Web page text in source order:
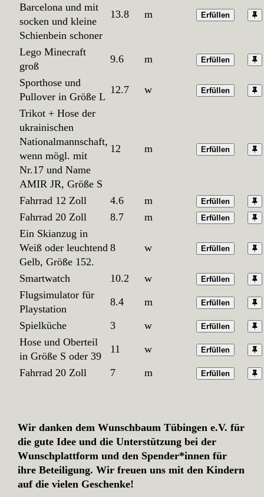
Barcelona und mit
socken und kleine
Schienbein schoner
13.8 m Erfüllen
Lego Minecraft
groß
9.6 m Erfüllen
Sporthose und
Pullover in Größe L
12.7 w Erfüllen
Trikot + Hose der
ukrainischen
Nationalmannschaft,
wenn mögl. mit
Nr.17 und Name
AMIR JR, Größe S
12 m Erfüllen
Fahrrad 12 Zoll 4.6 m Erfüllen
Fahrrad 20 Zoll 8.7 m Erfüllen
Ein Skianzug in
Weiß oder leuchtend
Gelb, Größe 152.
8 w Erfüllen
Smartwatch 10.2 w Erfüllen
Flugsimulator für
Playstation
8.4 m Erfüllen
Spielküche 3 w Erfüllen
Hose und Oberteil
in Größe S oder 39
11 w Erfüllen
Fahrrad 20 Zoll 7 m Erfüllen
Wir danken dem Wunschbaum Tübingen e.V. für
die gute Idee und die Unterstützung bei der
Wunschplattform und den Spender*innen für
ihre Beteiligung. Wir freuen uns mit den Kindern
auf die vielen Geschenke!